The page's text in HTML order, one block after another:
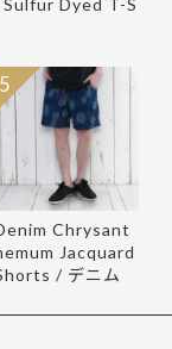
Chrysant
Jacquard
/ デニム
5